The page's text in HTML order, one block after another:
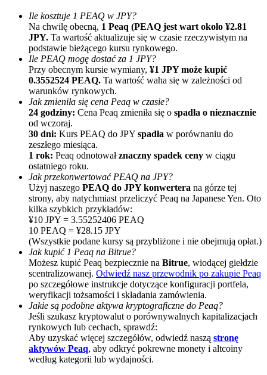
Polecaj
Zaproś przyjaciela, aby otrzymać nagrody pieniężne
BTC Welcome Rewards
BTC Welcome Rewards
Deposit & Trade BTC to Share 25000 USDT prize pool!
Ile kosztuje 1 PEAQ w JPY?
Na chwilę obecną, 1 Peaq (PEAQ jest wart około ¥2.81
JPY. Ta wartość aktualizuje się w czasie rzeczywistym na
podstawie bieżącego kursu rynkowego.
Ile PEAQ mogę dostać za 1 JPY?
Przy obecnym kursie wymiany, ¥1 JPY może kupić
0.3552524 PEAQ. Ta wartość waha się w zależności od
warunków rynkowych.
Jak zmieniła się cena Peaq w czasie?
24 godziny: Cena Peaq zmieniła się o spadła o nieznacznie
od wczoraj.
30 dni: Kurs PEAQ do JPY spadła w porównaniu do
zeszłego miesiąca.
1 rok: Peaq odnotowałznaczny spadek ceny w ciągu
ostatniego roku.
Jak przekonwertować PEAQ na JPY?
Użyj naszego PEAQ do JPY konwertera na górze tej
strony, aby natychmiast przeliczyć Peaq na Japanese Yen. Oto
kilka szybkich przykładów:
¥10 JPY = 3.55252406 PEAQ
10 PEAQ = ¥28.15 JPY
(Wszystkie podane kursy są przybliżone i nie obejmują opłat.)
Jak kupić 1 Peaq na Bitrue?
Możesz kupić Peaq bezpiecznie na Bitrue, wiodącej giełdzie
scentralizowanej. Odwiedź nasz przewodnik po zakupie Peaq
po szczegółowe instrukcje dotyczące konfiguracji portfela,
weryfikacji tożsamości i składania zamówienia.
Jakie są podobne aktywa kryptograficzne do Peaq?
Jeśli szukasz kryptowalut o porównywalnych kapitalizacjach
rynkowych lub cechach, sprawdź:
Aby uzyskać więcej szczegółów, odwiedź naszą stronę
aktywów Peaq, aby odkryć pokrewne monety i altcoiny
według kategorii lub wydajności.